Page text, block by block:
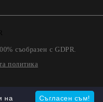
съобразен с GDPR.
политика
Съгласен съм!
на